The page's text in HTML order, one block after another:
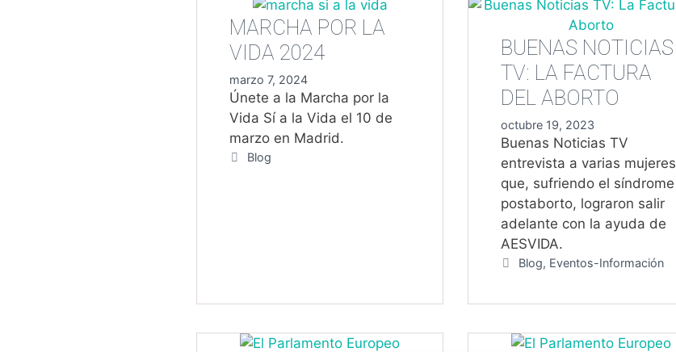
MUERTE
MARCHA POR LA
VIDA 2024
marzo 7, 2024
Únete a la Marcha por la
Vida Sí a la Vida el 10 de
marzo en Madrid.
Categorías
Blog
BUENAS NOTICIAS
TV: LA FACTURA
DEL ABORTO
octubre 19, 2023
Buenas Noticias TV
entrevista a varias mujeres
que, sufriendo el síndrome
postaborto, lograron salir
adelante con la ayuda de
AESVIDA.
Categorías
Blog, Eventos-Información